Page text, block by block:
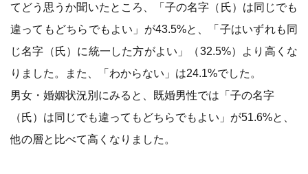
てどう思うか聞いたところ、「子の名字（氏）は同じでも
違ってもどちらでもよい」が43.5%と、「子はいずれも同
じ名字（氏）に統一した方がよい」（32.5%）より高くな
りました。また、「わからない」は24.1%でした。
男女・婚姻状況別にみると、既婚男性では「子の名字
（氏）は同じでも違ってもどちらでもよい」が51.6%と、
他の層と比べて高くなりました。